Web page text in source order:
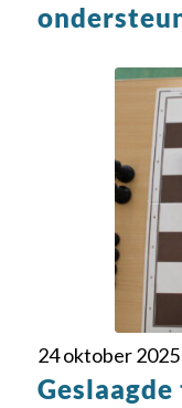
24 oktober 2025